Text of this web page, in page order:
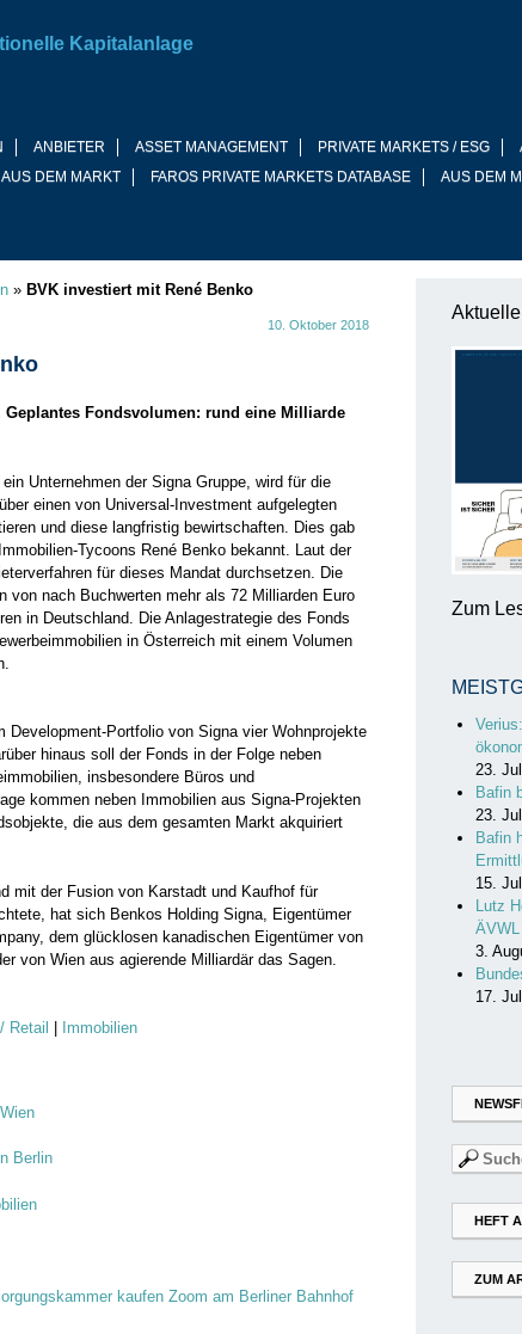
ANBIETER ASSET MANAGEMENT PRIVATE MARKETS / ESG
DEM MARKT
FAROS PRIVATE MARKETS DATABASE AUS DEM
Kapitalanlage
» BVK investiert mit René Benko
10. Oktober 2018
Geplantes Fondsvolumen: rund eine Milliarde
Unternehmen der Signa Gruppe, wird für die
einen von Universal-Investment aufgelegten
und diese langfristig bewirtschaften. Dies gab
Tycoons René Benko bekannt. Laut der
für dieses Mandat durchsetzen. Die
von nach Buchwerten mehr als 72 Milliarden Euro
in Deutschland. Die Anlagestrategie des Fonds
in Österreich mit einem Volumen
Development-Portfolio von Signa vier Wohnprojekte
hinaus soll der Fonds in der Folge neben
insbesondere Büros und
kommen neben Immobilien aus Signa-Projekten
die aus dem gesamten Markt akquiriert
mit der Fusion von Karstadt und Kaufhof für
hat sich Benkos Holding Signa, Eigentümer
dem glücklosen kanadischen Eigentümer von
von Wien aus agierende Milliardär das Sagen.
Retail Immobilien
Berlin
kaufen Zoom am Berliner Bahnhof
Zum
23.
Bafin
23.
Bafin
15.
Lutz
3.
17.
Suchen
nach:
HEFT
ZUM